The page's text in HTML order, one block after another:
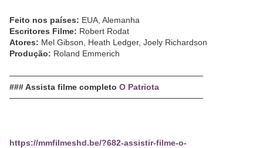
Feito nos países: EUA, Alemanha
Escritores Filme: Robert Rodat
Atores: Mel Gibson, Heath Ledger, Joely Richardson
Produção: Roland Emmerich
─────────────────────────────────
### Assista filme completo O Patriota
─────────────────────────────────
https://mmfilmeshd.be/?682-assistir-filme-o-